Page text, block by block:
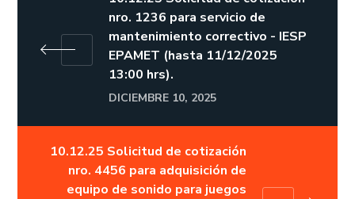
nro. 1236 para servicio de
mantenimiento correctivo - IESP
EPAMET (hasta 11/12/2025
13:00 hrs).
DICIEMBRE 10, 2025
10.12.25 Solicitud de cotización
nro. 4456 para adquisición de
equipo de sonido para juegos